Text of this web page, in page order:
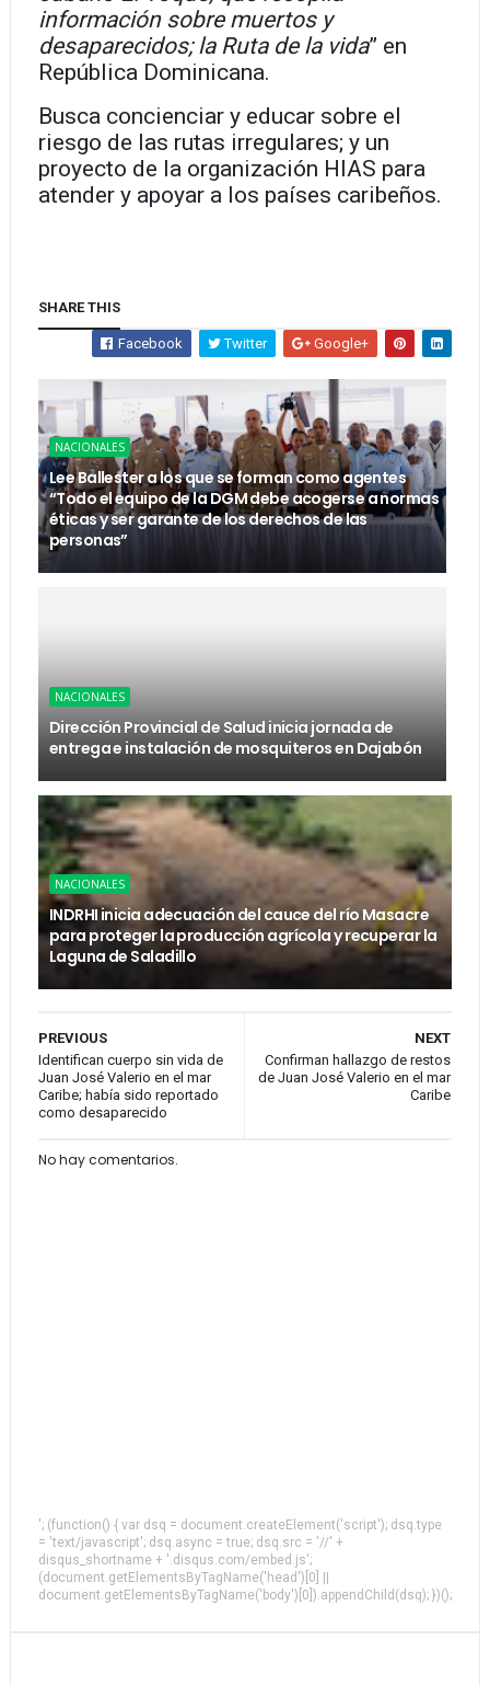
información sobre muertos y
desaparecidos; la Ruta de la vida” en
República Dominicana.
Busca concienciar y educar sobre el
riesgo de las rutas irregulares; y un
proyecto de la organización HIAS para
atender y apoyar a los países caribeños.
SHARE THIS
Facebook Twitter Google+
NACIONALES
Lee Ballester a los que se forman como agentes
“Todo el equipo de la DGM debe acogerse a normas
éticas y ser garante de los derechos de las
personas”
NACIONALES
Dirección Provincial de Salud inicia jornada de
entrega e instalación de mosquiteros en Dajabón
NACIONALES
INDRHI inicia adecuación del cauce del río Masacre
para proteger la producción agrícola y recuperar la
Laguna de Saladillo
NEXT
Confirman hallazgo de restos
de Juan José Valerio en el mar
Caribe
PREVIOUS
Identifican cuerpo sin vida de
Juan José Valerio en el mar
Caribe; había sido reportado
como desaparecido
No hay comentarios.
'; (function() { var dsq = document.createElement('script'); dsq.type
= 'text/javascript'; dsq.async = true; dsq.src = '//' +
disqus_shortname + '.disqus.com/embed.js';
(document.getElementsByTagName('head')[0] ||
document.getElementsByTagName('body')[0]).appendChild(dsq); })();